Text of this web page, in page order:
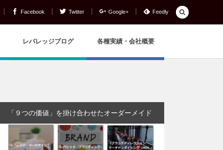
Facebook Twitter Google+ Feedly
レバレッジブログ 各種実績・会社概要
「９つの価値」を掛け合わせたオーダーメイド